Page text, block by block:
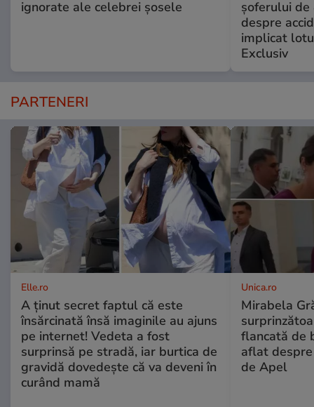
ignorate ale celebrei șosele
șoferului de
despre
implicat
Exclusiv
PARTENERI
Elle.ro
A ținut secret faptul că este
însărcinată însă imaginile au ajuns
pe internet! Vedeta a fost
surprinsă pe stradă, iar burtica de
gravidă dovedește că va deveni în
curând mamă
Unica.ro
Mirabela
flancată de
aflat
de Apel